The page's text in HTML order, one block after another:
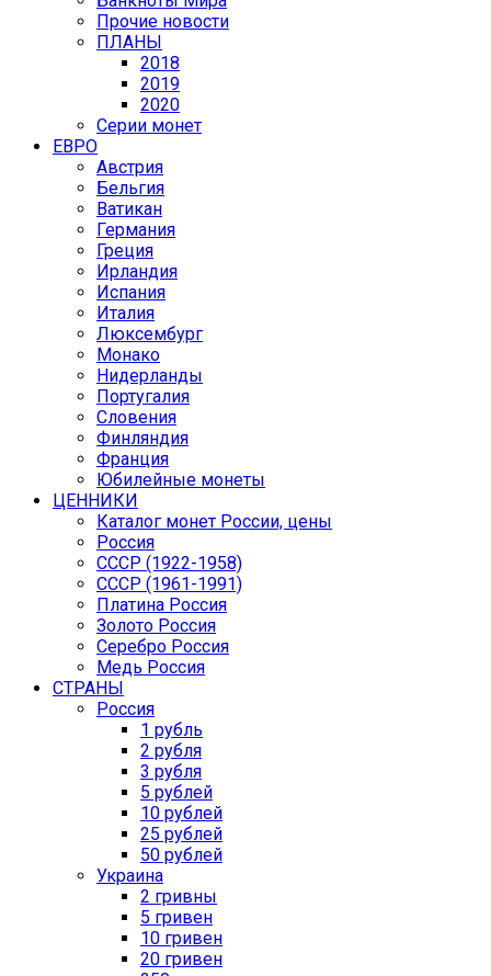
Прочие новости
ПЛАНЫ
2018
2019
2020
Серии монет
ЕВРО
Австрия
Бельгия
Ватикан
Германия
Греция
Ирландия
Испания
Италия
Люксембург
Монако
Нидерланды
Португалия
Словения
Финляндия
Франция
Юбилейные монеты
ЦЕННИКИ
Каталог монет России, цены
Россия
СССР (1922-1958)
CCCР (1961-1991)
Платина Россия
Золото Россия
Серебро Россия
Медь Россия
СТРАНЫ
Россия
1 рубль
2 рубля
3 рубля
5 рублей
10 рублей
25 рублей
50 рублей
Украина
2 гривны
5 гривен
10 гривен
20 гривен